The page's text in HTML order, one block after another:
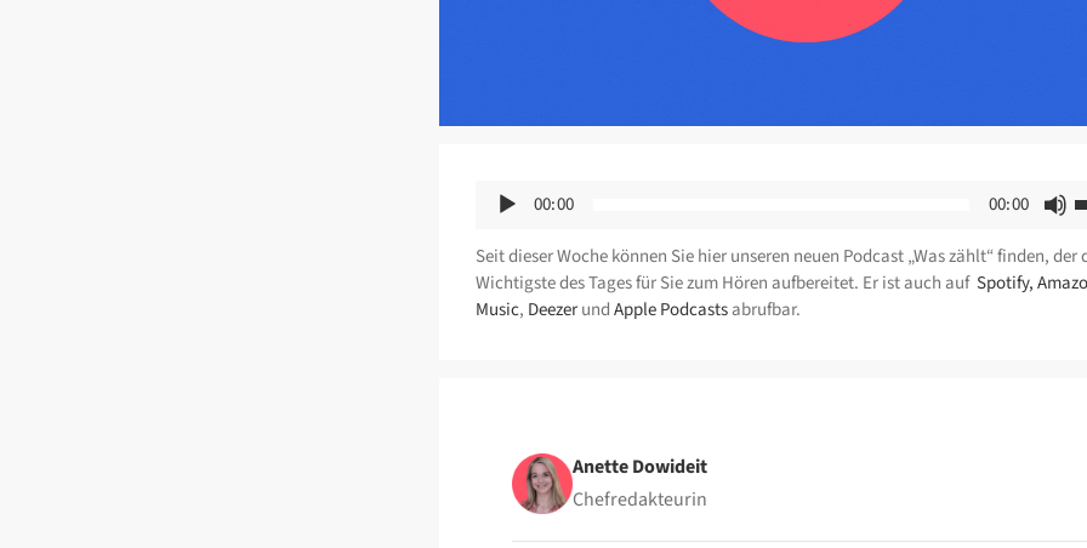
Audio-
00:00 00:00
Seit dieser Woche können Sie hier unseren neuen Podcast „Was zählt“ finden, der
Wichtigste des Tages für Sie zum Hören aufbereitet. Er ist auch auf Spotify,
Music, DeezerundApple Podcastsabrufbar.
Anette Dowideit
Chefredakteurin